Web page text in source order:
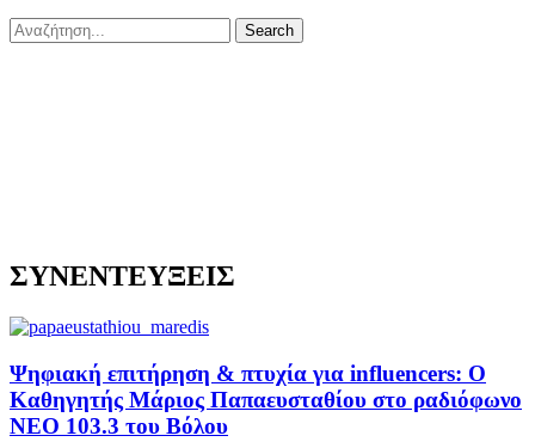
ΣΥΝΕΝΤΕΥΞΕΙΣ
Ψηφιακή επιτήρηση & πτυχία για influencers: Ο
Καθηγητής Μάριος Παπαευσταθίου στο ραδιόφωνο
NEO 103.3 του Βόλου